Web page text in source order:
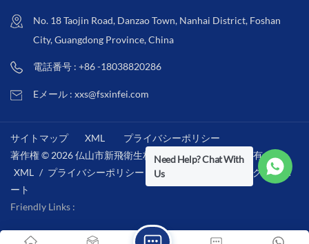
No. 18 Taojin Road, Danzao Town, Nanhai District, Foshan
City, Guangdong Province, China
電話番号 : +86 -18038820286
Eメール : xxs@fsxinfei.com
サイトマップ XML
プライバシーポリシー
著作権 © 2026 仏山市新飛衛生材料株式会社 .全著作権所有 . /
XML / プライバシーポリシー /
IPv6ネットワークをサポ
ート
Friendly Links :
Need Help? Chat With
Us